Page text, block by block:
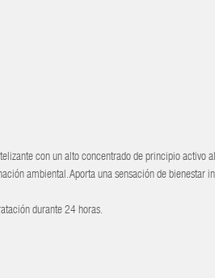
con un alto concentrado de principio activo
ambiental. Aporta una sensación de bienestar
durante 24 horas.